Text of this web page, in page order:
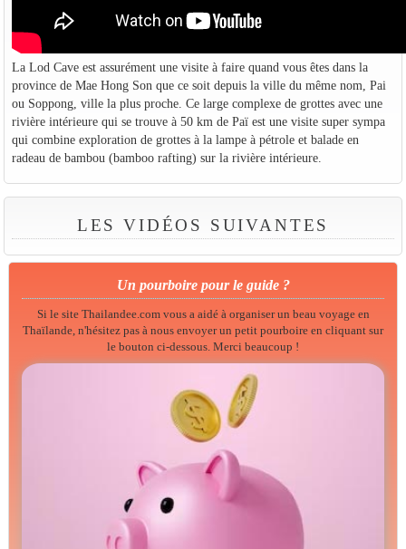
La Lod Cave est assurément une visite à faire quand vous êtes dans la
province de Mae Hong Son que ce soit depuis la ville du même nom, Pai
ou Soppong, ville la plus proche. Ce large complexe de grottes avec une
rivière intérieure qui se trouve à 50 km de Paï est une visite super sympa
qui combine exploration de grottes à la lampe à pétrole et balade en
radeau de bambou (bamboo rafting) sur la rivière intérieure.
LES VIDÉOS SUIVANTES
Un pourboire pour le guide ?
Si le site Thailandee.com vous a aidé à organiser un beau voyage en
Thaïlande, n'hésitez pas à nous envoyer un petit pourboire en cliquant sur
le bouton ci-dessous. Merci beaucoup !